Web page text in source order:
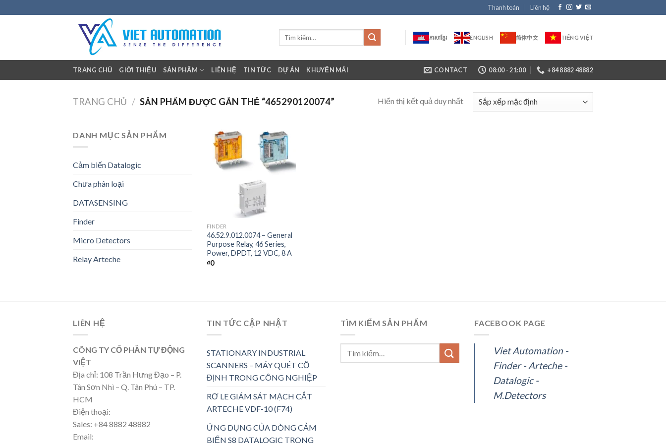
to
Thanh toán Liên hệ
ភាសាខ្មែរ ENGLISH 简体中文 TIẾNG VIỆT
TRANG CHỦ GIỚI THIỆU SẢN PHẨM LIÊN HỆ TIN TỨC DỰ ÁN KHUYẾN MÃI CONTACT 08:00 - 21:00 +84 8882 48882
TRANG CHỦ / SẢN PHẨM ĐƯỢC GẮN THẺ “465290120074” Hiển thị kết quả duy nhất
DANH MỤC SẢN PHẨM
Cảm biến Datalogic
Chưa phân loại
DATASENSING
Finder
Micro Detectors
Relay Arteche
FINDER
46.52.9.012.0074 – General
Purpose Relay, 46 Series,
Power, DPDT, 12 VDC, 8 A
₫0
LIÊN HỆ
CÔNG TY CỔ PHẦN TỰ ĐỘNG
VIỆT
Địa chỉ: 108 Trần Hưng Đạo – P.
Tân Sơn Nhì – Q. Tân Phú – TP.
HCM
Điện thoại:
Sales: +84 8882 48882
Email:
TIN TỨC CẬP NHẬT
STATIONARY INDUSTRIAL
SCANNERS – MÁY QUÉT CỐ
ĐỊNH TRONG CÔNG NGHIỆP
RƠ LE GIÁM SÁT MẠCH CẮT
ARTECHE VDF-10 (F74)
ỨNG DỤNG CỦA DÒNG CẢM
BIẾN S8 DATALOGIC TRONG
TÌM KIẾM SẢN PHẨM FACEBOOK PAGE
Viet Automation -
Finder - Arteche -
Datalogic -
M.Detectors